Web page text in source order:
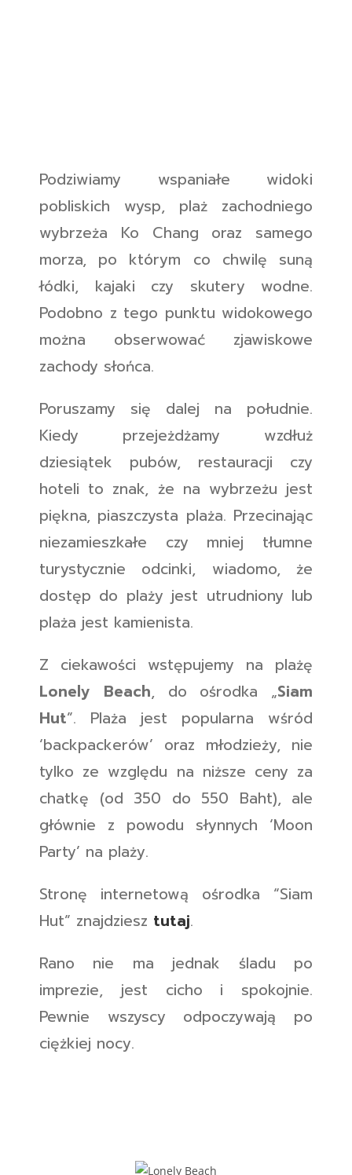
Podziwiamy wspaniałe widoki
pobliskich wysp, plaż zachodniego
wybrzeża Ko Chang oraz samego
morza, po którym co chwilę suną
łódki, kajaki czy skutery wodne.
Podobno z tego punktu widokowego
można obserwować zjawiskowe
zachody słońca.
Poruszamy się dalej na południe.
Kiedy przejeżdżamy wzdłuż
dziesiątek pubów, restauracji czy
hoteli to znak, że na wybrzeżu jest
piękna, piaszczysta plaża. Przecinając
niezamieszkałe czy mniej tłumne
turystycznie odcinki, wiadomo, że
dostęp do plaży jest utrudniony lub
plaża jest kamienista.
Z ciekawości wstępujemy na plażę
Lonely Beach, do ośrodka „Siam
Hut”. Plaża jest popularna wśród
‘backpackerów’ oraz młodzieży, nie
tylko ze względu na niższe ceny za
chatkę (od 350 do 550 Baht), ale
głównie z powodu słynnych ‘Moon
Party’ na plaży.
Stronę internetową ośrodka “Siam
Hut” znajdziesz tutaj.
Rano nie ma jednak śladu po
imprezie, jest cicho i spokojnie.
Pewnie wszyscy odpoczywają po
ciężkiej nocy.